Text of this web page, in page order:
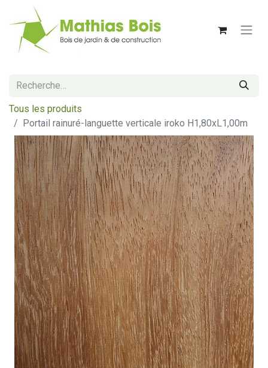
Tous les produits
Portail rainuré-languette verticale iroko H1,80xL1,00m